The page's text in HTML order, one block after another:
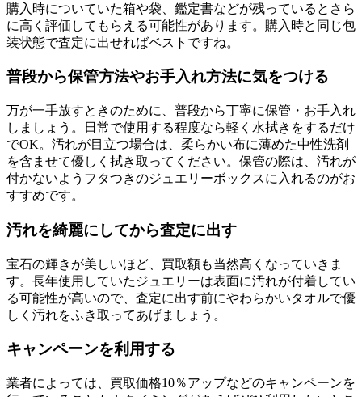
購入時についていた箱や袋、鑑定書などが残っているとさら
に高く評価してもらえる可能性があります。購入時と同じ包
装状態で査定に出せればベストですね。
普段から保管方法やお手入れ方法に気をつける
万が一手放すときのために、普段から丁寧に保管・お手入れ
しましょう。日常で使用する程度なら軽く水拭きをするだけ
でOK。汚れが目立つ場合は、柔らかい布に薄めた中性洗剤
を含ませて優しく拭き取ってください。保管の際は、汚れが
付かないようフタつきのジュエリーボックスに入れるのがお
すすめです。
汚れを綺麗にしてから査定に出す
宝石の輝きが美しいほど、買取額も当然高くなっていきま
す。長年使用していたジュエリーは表面に汚れが付着してい
る可能性が高いので、査定に出す前にやわらかいタオルで優
しく汚れをふき取ってあげましょう。
キャンペーンを利用する
業者によっては、買取価格10％アップなどのキャンペーンを